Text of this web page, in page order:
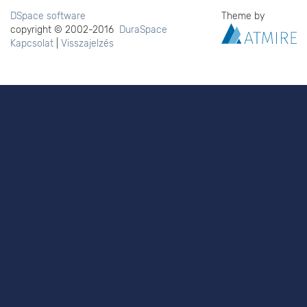
DSpace software
copyright © 2002-2016 DuraSpace
Kapcsolat
Visszajelzés
Theme by